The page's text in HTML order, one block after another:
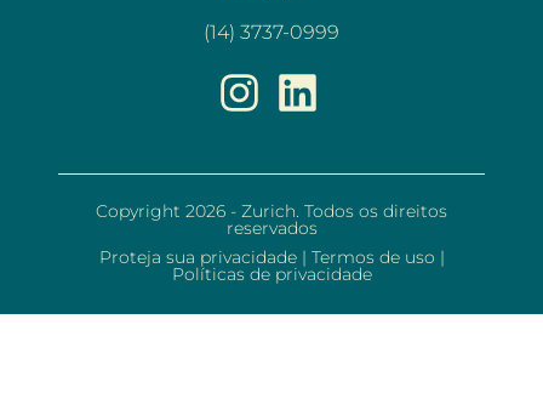
(14) 3737-0999
Copyright 2026 - Zurich. Todos os direitos
reservados
Proteja sua privacidade | Termos de uso |
Políticas de privacidade